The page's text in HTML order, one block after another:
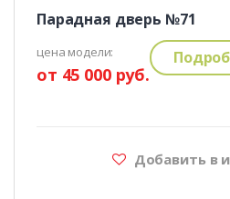
Парадная дверь №71
цена модели:
от 45 000 руб.
Добавить в